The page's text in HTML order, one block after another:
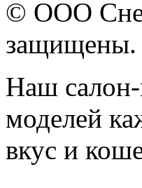
© ООО
защищены.
Наш салон-
моделей
вкус и